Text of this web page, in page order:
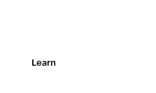
Learn